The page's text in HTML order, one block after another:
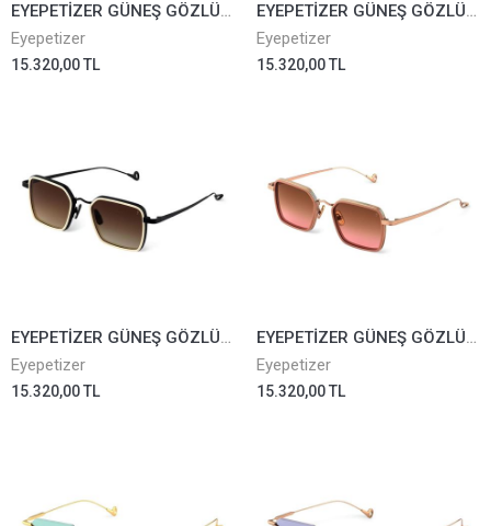
EYEPETİZER GÜNEŞ GÖZLÜĞÜ NOMAD A-1-27
Eyepetizer
15.320,00 TL
EYEPETİZER GÜNEŞ GÖZLÜĞÜ NOMAD AT-4-25
Eyepetizer
15.320,00 TL
EYEPETİZER GÜNEŞ GÖZLÜĞÜ NOMAD CY-6-50
Eyepetizer
15.320,00 TL
EYEPETİZER GÜNEŞ GÖZLÜĞÜ NOMAD Q-9-44
Eyepetizer
15.320,00 TL